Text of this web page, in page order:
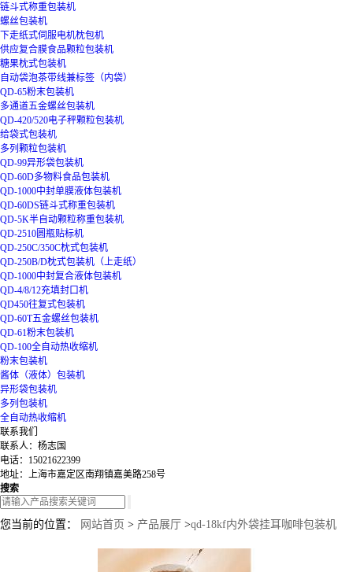
链斗式称重包装机
螺丝包装机
下走纸式伺服电机枕包机
供应复合膜食品颗粒包装机
糖果枕式包装机
自动袋泡茶带线兼标签（内袋）
QD-65粉末包装机
多通道五金螺丝包装机
QD-420/520电子秤颗粒包装机
给袋式包装机
多列颗粒包装机
QD-99异形袋包装机
QD-60D多物料食品包装机
QD-1000中封单膜液体包装机
QD-60DS链斗式称重包装机
QD-5K半自动颗粒称重包装机
QD-2510圆瓶贴标机
QD-250C/350C枕式包装机
QD-250B/D枕式包装机（上走纸）
QD-1000中封复合液体包装机
QD-4/8/12充填封口机
QD450往复式包装机
QD-60T五金螺丝包装机
QD-61粉末包装机
QD-100全自动热收缩机
粉末包装机
酱体（液体）包装机
异形袋包装机
多列包装机
全自动热收缩机
联系我们
联系人：杨志国
电话：15021622399
地址：上海市嘉定区南翔镇嘉美路258号
搜索
您当前的位置： 网站首页 > 产品展厅 >qd-18kf内外袋挂耳咖啡包装机